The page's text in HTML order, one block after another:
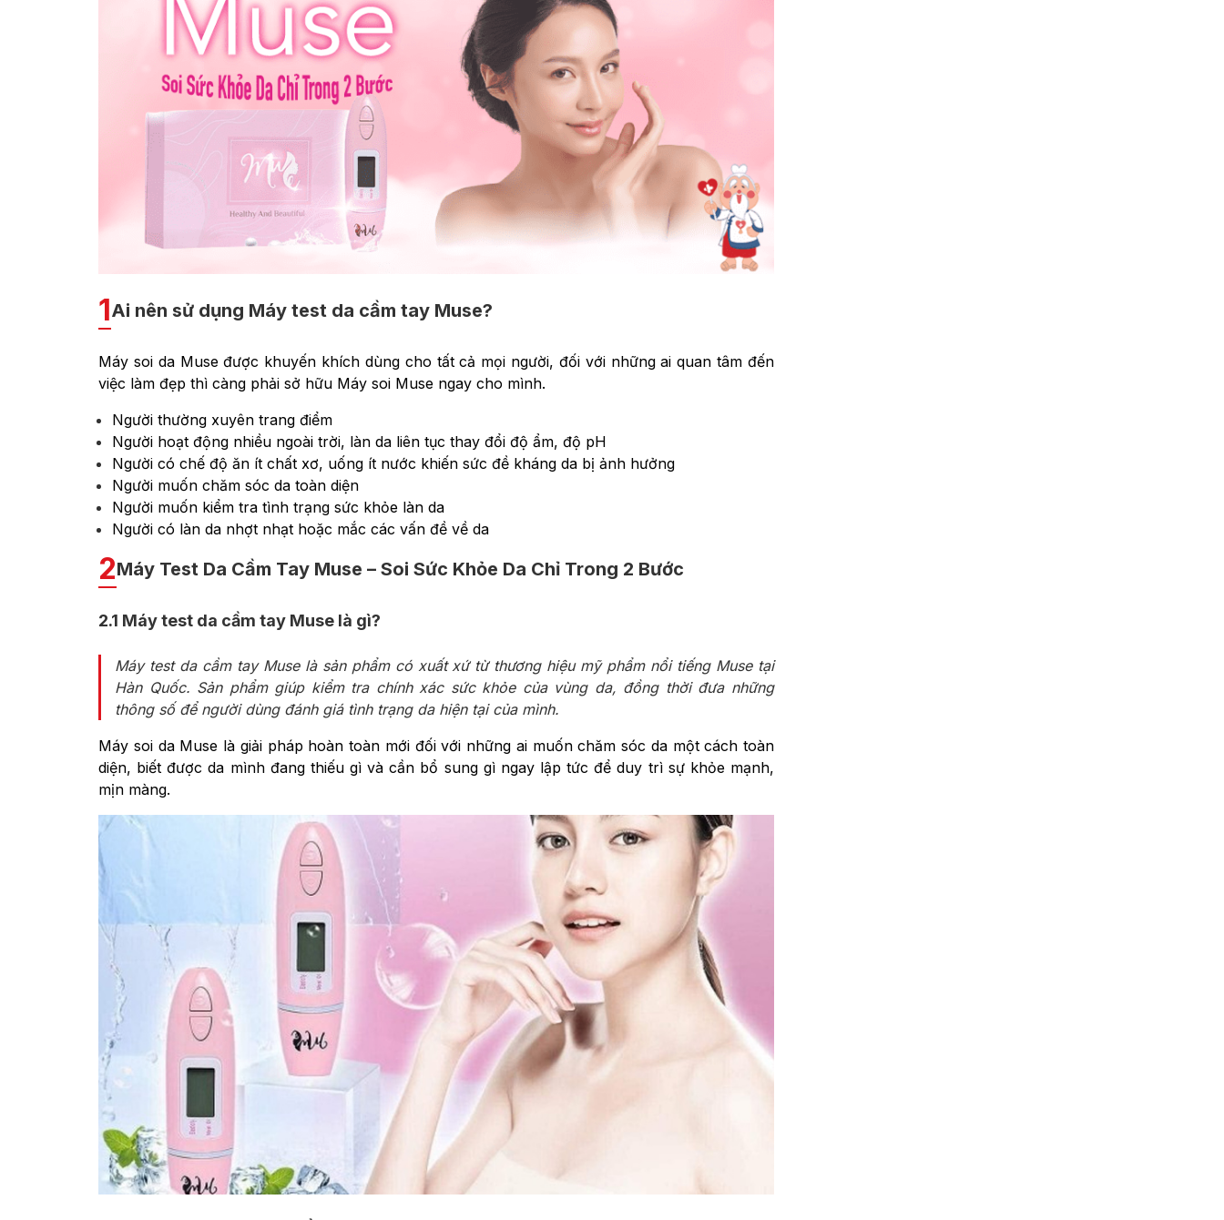
1Ai nên sử dụng Máy test da cầm tay Muse?
Máy soi da Muse được khuyến khích dùng cho tất cả mọi người, đối với những ai quan tâm đến
việc làm đẹp thì càng phải sở hữu Máy soi Muse ngay cho mình.
Người thường xuyên trang điểm
Người hoạt động nhiều ngoài trời, làn da liên tục thay đổi độ ẩm, độ pH
Người có chế độ ăn ít chất xơ, uống ít nước khiến sức đề kháng da bị ảnh hưởng
Người muốn chăm sóc da toàn diện
Người muốn kiểm tra tình trạng sức khỏe làn da
Người có làn da nhợt nhạt hoặc mắc các vấn đề về da
2Máy Test Da Cầm Tay Muse – Soi Sức Khỏe Da Chỉ Trong 2 Bước
2.1 Máy test da cầm tay Muse là gì?
Máy test da cầm tay Muse là sản phẩm có xuất xứ từ thương hiệu mỹ phẩm nổi tiếng Muse tại
Hàn Quốc. Sản phẩm giúp kiểm tra chính xác sức khỏe của vùng da, đồng thời đưa những
thông số để người dùng đánh giá tình trạng da hiện tại của mình.
Máy soi da Muse là giải pháp hoàn toàn mới đối với những ai muốn chăm sóc da một cách toàn
diện, biết được da mình đang thiếu gì và cần bổ sung gì ngay lập tức để duy trì sự khỏe mạnh,
mịn màng.